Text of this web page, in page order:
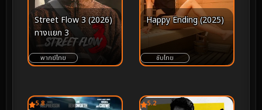
Street Flow 3 (2026)
ทางแยก 3
พากย์ไทย
Happy Ending (2025)
ซับไทย
5.8 5.2